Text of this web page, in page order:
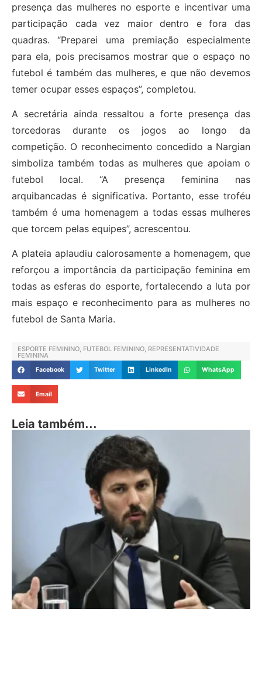
presença das mulheres no esporte e incentivar uma
participação cada vez maior dentro e fora das
quadras. “Preparei uma premiação especialmente
para ela, pois precisamos mostrar que o espaço no
futebol é também das mulheres, e que não devemos
temer ocupar esses espaços”, completou.
A secretária ainda ressaltou a forte presença das
torcedoras durante os jogos ao longo da
competição. O reconhecimento concedido a Nargian
simboliza também todas as mulheres que apoiam o
futebol local. “A presença feminina nas
arquibancadas é significativa. Portanto, esse troféu
também é uma homenagem a todas essas mulheres
que torcem pelas equipes”, acrescentou.
A plateia aplaudiu calorosamente a homenagem, que
reforçou a importância da participação feminina em
todas as esferas do esporte, fortalecendo a luta por
mais espaço e reconhecimento para as mulheres no
futebol de Santa Maria.
ESPORTE FEMININO, FUTEBOL FEMININO, REPRESENTATIVIDADE
FEMININA
Facebook Twitter LinkedIn WhatsApp
Email
Leia também...